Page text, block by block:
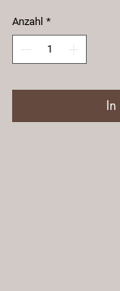
Anzahl *